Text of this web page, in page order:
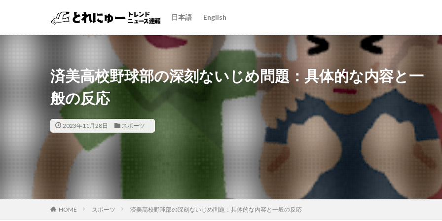
日本語 English
済美高校野球部の深刻ないじめ問題：具体的な内容と一
般の反応
2023年11月28日 スポーツ
HOME スポーツ 済美高校野球部の深刻ないじめ問題：具体的な内容と一般の反応